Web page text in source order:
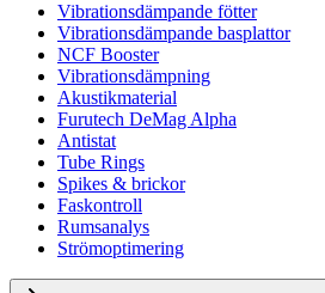
Vibrationsdämpande fötter
Vibrationsdämpande basplattor
NCF Booster
Vibrationsdämpning
Akustikmaterial
Furutech DeMag Alpha
Antistat
Tube Rings
Spikes & brickor
Faskontroll
Rumsanalys
Strömoptimering